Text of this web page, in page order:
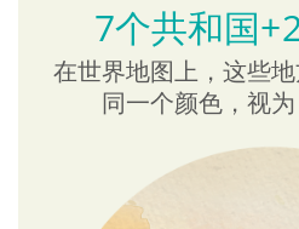
7个共和国
在世界地图上，这些
同一个颜色，视为